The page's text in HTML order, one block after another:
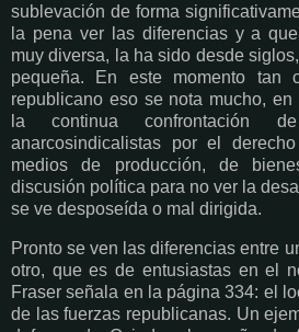
sublevación de forma
la pena ver las diferencias y a
muy diversa, la ha sido desde
pequeña. En este momento tan
republicano eso se nota mucho,
la continua confrontación
anarcosindicalistas por el
medios de producción, de
discusión política para no ver la
se ve desposeída o mal dirigida.
Pronto se ven las diferencias entre
otro, que es de entusiastas en el
Fraser señala en la página 334: el
de las fuerzas republicanas. Un